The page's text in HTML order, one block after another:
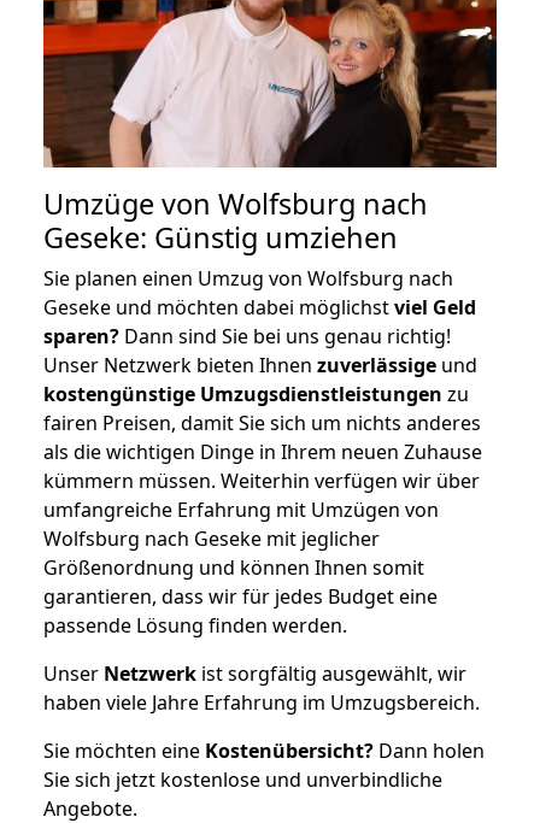
Umzüge von Wolfsburg nach
Geseke: Günstig umziehen
Sie planen einen Umzug von Wolfsburg nach
Geseke und möchten dabei möglichstviel Geld
sparen? Dann sind Sie bei uns genau richtig!
Unser Netzwerk bieten Ihnen zuverlässige und
kostengünstige Umzugsdienstleistungen zu
fairen Preisen, damit Sie sich um nichts anderes
als die wichtigen Dinge in Ihrem neuen Zuhause
kümmern müssen. Weiterhin verfügen wir über
umfangreiche Erfahrung mit Umzügen von
Wolfsburg nach Geseke mit jeglicher
Größenordnung und können Ihnen somit
garantieren, dass wir für jedes Budget eine
passende Lösung finden werden.
Unser Netzwerk ist sorgfältig ausgewählt, wir
haben viele Jahre Erfahrung im Umzugsbereich.
Sie möchten eine Kostenübersicht? Dann holen
Sie sich jetzt kostenlose und unverbindliche
Angebote.